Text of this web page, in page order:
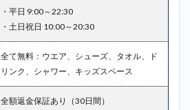
・平日 9:00～22:30
・土日祝日 10:00～20:30
全て無料：ウエア、シューズ、タオル、ド
リンク、シャワー、キッズスペース
全額返金保証あり（30日間）